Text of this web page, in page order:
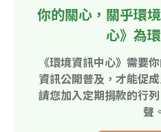
你的關心，關乎環
心》為
《環境資訊中心》需要
資訊公開普及，才能促
請您加入定期捐款的行
聲。